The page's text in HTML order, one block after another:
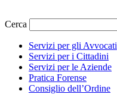
Cerca
Servizi per gli Avvocati
Servizi per i Cittadini
Servizi per le Aziende
Pratica Forense
Consiglio dell’Ordine